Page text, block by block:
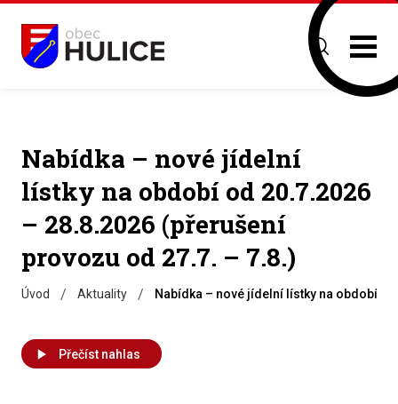
Nabídka – nové jídelní
lístky na období od 20.7.2026
– 28.8.2026 (přerušení
provozu od 27.7. – 7.8.)
Úvod / Aktuality / Nabídka – nové jídelní lístky na období
Přečíst nahlas